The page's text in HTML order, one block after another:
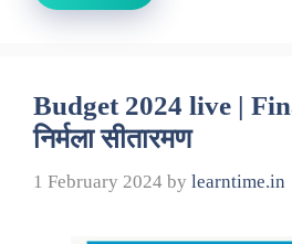
Budget 2024 live |
निर्मला सीतारमण
1 February 2024 by learntime.in